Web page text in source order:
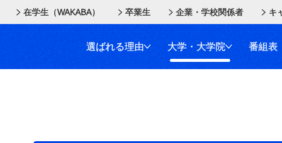
覧の方へ在学生（WAKABA） 卒業生 企業・学校関係者 キ
選ばれる理由 大学・大学院 番組表